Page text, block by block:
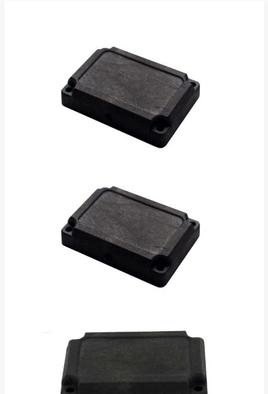
Performance, simplicité, polyvalence : nos trois
nouveaux lecteurs AX'Up sont prêts à transformer
votre quotidien professionnel. Explorez la gamme
dès maintenant !
Découvrir la gamme